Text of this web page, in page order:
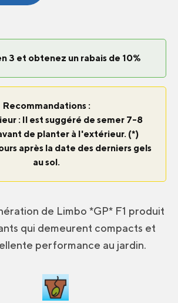
3 et obtenez un rabais de 10%
Recommandations :
: Il est suggéré de semer 7-8
de planter à l'extérieur. (*)
après la date des derniers gels
au sol.
de Limbo *GP* F1 produit
qui demeurent compacts et
performance au jardin.